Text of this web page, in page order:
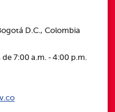
D.C., Colombia
7:00 a.m. ‑ 4:00 p.m.